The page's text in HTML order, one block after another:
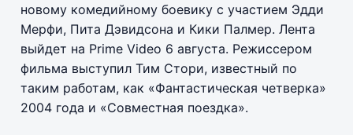
новому комедийному боевику с участием Эдди
Мерфи, Пита Дэвидсона и Кики Палмер. Лента
выйдет на Prime Video 6 августа. Режиссером
фильма выступил Тим Стори, известный по
таким работам, как «Фантастическая четверка»
2004 года и «Совместная поездка».